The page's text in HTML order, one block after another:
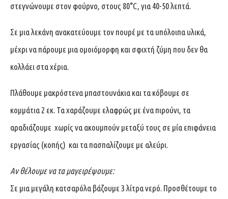
στεγνώνουμε στον φούρνο, στους 80°C, για 40-50 λεπτά.
Σε μια λεκάνη ανακατεύουμε τον πουρέ με τα υπόλοιπα υλικά,
μέχρι να πάρουμε μια ομοιόμορφη και σφιχτή ζύμη που δεν θα
κολλάει στα χέρια.
Πλάθουμε μακρόστενα μπαστουνάκια και τα κόβουμε σε
κομμάτια 2 εκ. Τα χαράζουμε ελαφρώς με ένα πιρούνι, τα
αραδιάζουμε χωρίς να ακουμπούν μεταξύ τους σε μία επιφάνεια
εργασίας (κοπής) και τα πασπαλίζουμε με αλεύρι.
Αν θέλουμε να τα μαγειρέψουμε:
Σε μια μεγάλη κατσαρόλα βάζουμε 3 λίτρα νερό. Προσθέτουμε το